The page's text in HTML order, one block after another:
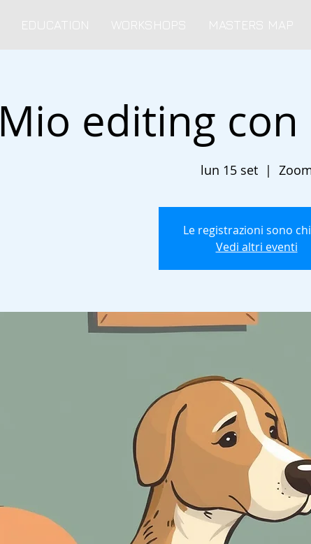
EDUCATION WORKSHOPS MASTERS MAP
Mio editing con
lun 15 set
  |
Le registrazioni sono
Vedi altri eventi